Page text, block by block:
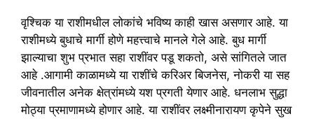
वृश्चिक या राशीमधील लोकांचे भविष्य काही खास असणार आहे. या
राशीमध्ये बुधाचे मार्गी होणे महत्त्वाचे मानले गेले आहे. बुध मार्गी
झाल्याचा शुभ प्रभात सहा राशींवर पडू शकतो, असे सांगितले जात
आहे .आगामी काळामध्ये या राशींचे करिअर बिजनेस, नोकरी या सह
जीवनातील अनेक क्षेत्रांमध्ये यश प्रगती येणार आहे. धनलाभ सुद्धा
मोठ्या प्रमाणामध्ये होणार आहे. या राशींवर लक्ष्मीनारायण कृपेने सुख